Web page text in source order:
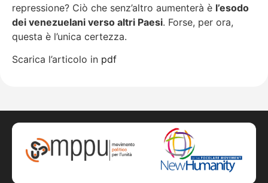
repressione? Ciò che senz’altro aumenterà è l’esodo
dei venezuelani verso altri Paesi. Forse, per ora,
questa è l’unica certezza.
Scarica l’articolo in pdf